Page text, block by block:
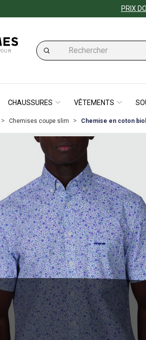
PRIX
CHAUSSURES VÊTEMENTS
Chemises coupe slim Chemise en coton